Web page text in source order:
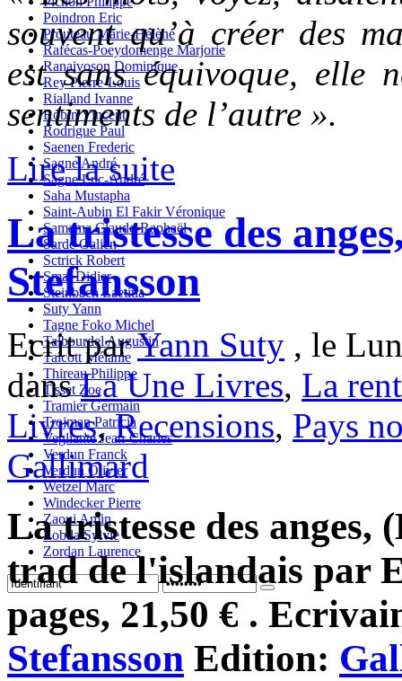
Poindron Eric
Prouteau Marie-Hélène
Rafécas-Poeydomenge Marjorie
Ranaivoson Dominique
Rey Pierre-Louis
Rialland Ivanne
Robin Vincent
Rodrigue Paul
Saenen Frederic
Sagne André
Sagne Luc-André
Saha Mustapha
Saint-Aubin El Fakir Véronique
Samama Claude-Raphaël
Sarde Galien
Sctrick Robert
Smal Didier
Steinbach Laetitia
Suty Yann
Tagne Foko Michel
Talbourdel Augustin
Talcott Mélanie
Thireau Philippe
Tisset Zoe
Tramier Germain
Trojman Patricia
Vegliante Jean-Charles
Verdun Franck
Verdun Olivier
Wetzel Marc
Windecker Pierre
Zaoui Amin
Zobda Sylvie
Zordan Laurence
souvent qu’à créer des
est sans équivoque, elle
sentiments de l’autre ».
Lire la suite
La tristesse des
Stefansson
Ecrit parYann Suty , le
dansLa Une Livres, La
Livres,Recensions, Pays
Gallimard
La tristesse des
trad de l'islandais par
pages, 21,50 € .
Stefansson Edition: